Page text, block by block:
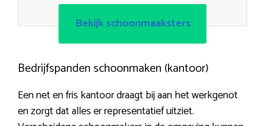
Bekijk schoonmaaksters
Bedrijfspanden schoonmaken (kantoor)
Een net en fris kantoor draagt bij aan het werkgenot
en zorgt dat alles er representatief uitziet.